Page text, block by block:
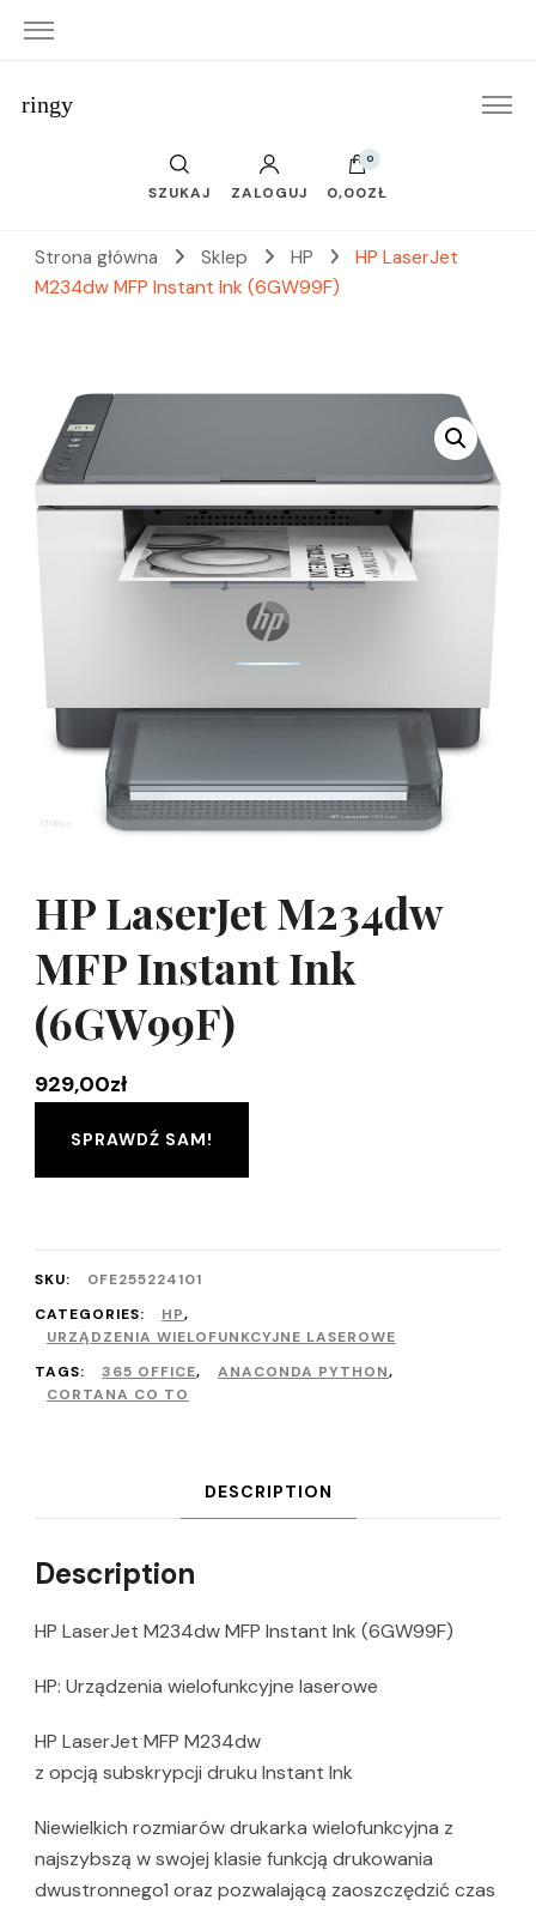
ringy
SZUKAJ ZALOGUJ
0
0,00ZŁ
Strona główna Sklep HP
HP LaserJet
M234dw MFP Instant Ink (6GW99F)
HP LaserJet M234dw
MFP Instant Ink
(6GW99F)
929,00zł
SPRAWDŹ SAM!
SKU:
0FE255224101
CATEGORIES:
HP,
URZĄDZENIA WIELOFUNKCYJNE LASEROWE
TAGS:
365 OFFICE, ANACONDA PYTHON,
CORTANA CO TO
DESCRIPTION
Description
HP LaserJet M234dw MFP Instant Ink (6GW99F)
HP: Urządzenia wielofunkcyjne laserowe
HP LaserJet MFP M234dw
z opcją subskrypcji druku Instant Ink
Niewielkich rozmiarów drukarka wielofunkcyjna z
najszybszą w swojej klasie funkcją drukowania
dwustronnego1 oraz pozwalającą zaoszczędzić czas